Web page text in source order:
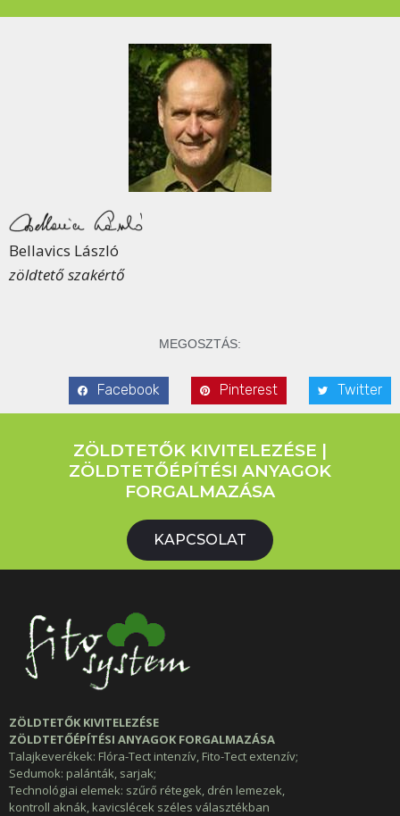
Bellavics László
zöldtető szakértő
MEGOSZTÁS:
Facebook Pinterest Twitter
ZÖLDTETŐK KIVITELEZÉSE |
ZÖLDTETŐÉPÍTÉSI ANYAGOK
FORGALMAZÁSA
KAPCSOLAT
ZÖLDTETŐK KIVITELEZÉSE
ZÖLDTETŐÉPÍTÉSI ANYAGOK FORGALMAZÁSA
Talajkeverékek: Flóra-Tect intenzív, Fito-Tect extenzív;
Sedumok: palánták, sarjak;
Technológiai elemek: szűrő rétegek, drén lemezek,
kontroll aknák, kavicslécek széles választékban